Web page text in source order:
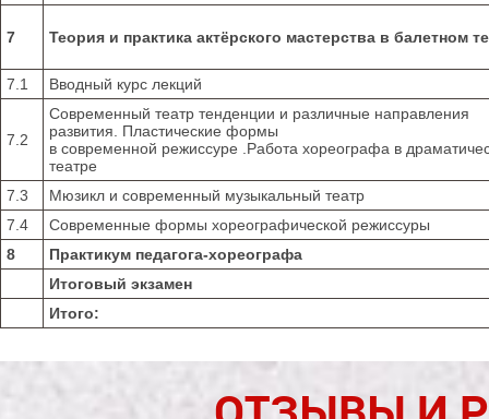
7 Теория и практика актёрского мастерства в балетном
7.1 Вводный курс лекций
7.2
Современный театр тенденции и различные направления
развития. Пластические формы
в современной режиссуре .Работа хореографа в
театре
7.3
Мюзикл и современный музыкальный театр
7.4
Современные формы хореографической режиссуры
8
Практикум педагога-хореографа
Итоговый экзамен
Итого: